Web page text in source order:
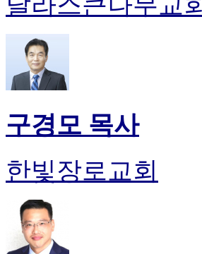
구경모 목사
한빛장로교회